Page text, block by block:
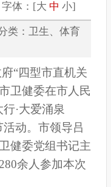
体：[大 中 小]
类：卫生、体育
“四型市直机关
卫健委在市人民
·大爱涌泉
动。市领导吕
健委党组书记主
余人参加本次